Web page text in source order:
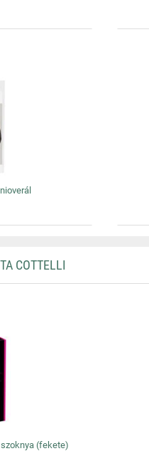
COTTELLI
(fekete)